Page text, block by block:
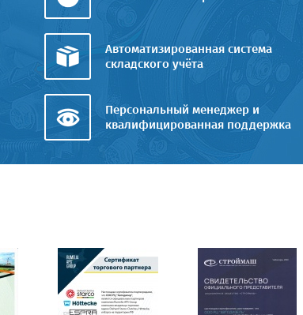
Автоматизированная система
складского учёта
Персональный менеджер и
квалифицированная поддержка